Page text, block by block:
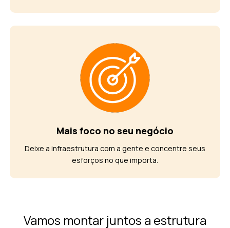
Mais foco no seu negócio
Deixe a infraestrutura com a gente e concentre seus
esforços no que importa.
Vamos montar juntos a estrutura